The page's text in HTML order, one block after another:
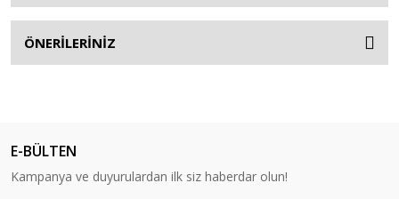
ÖNERİLERİNİZ
E-BÜLTEN
Kampanya ve duyurulardan ilk siz haberdar olun!